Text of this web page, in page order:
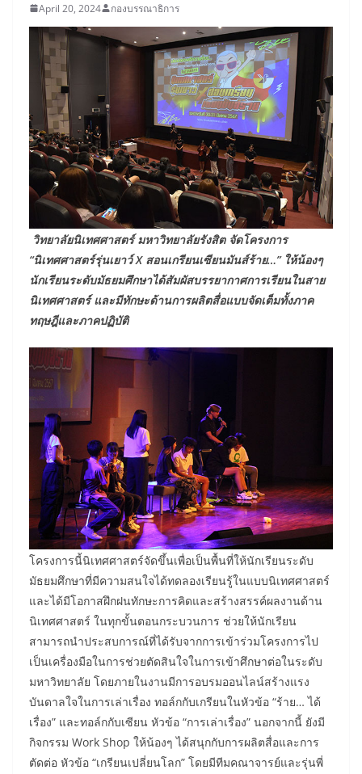
April 20, 2024 กองบรรณาธิการ
วิทยาลัยนิเทศศาสตร์ มหาวิทยาลัยรังสิต จัดโครงการ
“นิเทศศาสตร์รุ่นเยาว์ X สอนเกรียนเซียนมันส์ร้าย…” ให้น้องๆ
นักเรียนระดับมัธยมศึกษาได้สัมผัสบรรยากาศการเรียนในสาย
นิเทศศาสตร์ และมีทักษะด้านการผลิตสื่อแบบจัดเต็มทั้งภาค
ทฤษฎีและภาคปฏิบัติ
โครงการนี้นิเทศศาสตร์จัดขึ้นเพื่อเป็นพื้นที่ให้นักเรียนระดับ
มัธยมศึกษาที่มีความสนใจได้ทดลองเรียนรู้ในแบบนิเทศศาสตร์
และได้มีโอกาสฝึกฝนทักษะการคิดและสร้างสรรค์ผลงานด้าน
นิเทศศาสตร์ ในทุกขั้นตอนกระบวนการ ช่วยให้นักเรียน
สามารถนำประสบการณ์ที่ได้รับจากการเข้าร่วมโครงการไป
เป็นเครื่องมือในการช่วยตัดสินใจในการเข้าศึกษาต่อในระดับ
มหาวิทยาลัย โดยภายในงานมีการอบรมออนไลน์สร้างแรง
บันดาลใจในการเล่าเรื่อง ทอล์กกับเกรียนในหัวข้อ “ร้าย… ได้
เรื่อง” และทอล์กกับเซียน หัวข้อ “การเล่าเรื่อง” นอกจากนี้ ยังมี
กิจกรรม Work Shop ให้น้องๆ ได้สนุกกับการผลิตสื่อและการ
ตัดต่อ หัวข้อ “เกรียนเปลี่ยนโลก” โดยมีทีมคณาจารย์และรุ่นพี่